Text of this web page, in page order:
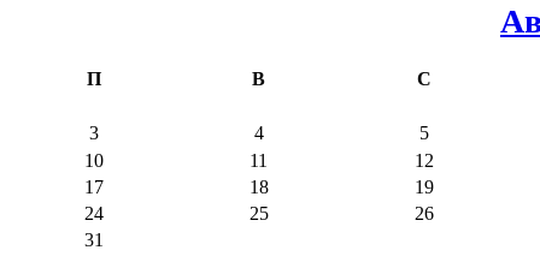
П В С
3 4
5
10
11
12
17
18
19
24
25
26
31